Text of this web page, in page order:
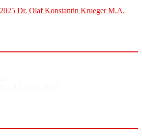
Dr. Olaf Konstantin Krueger M.A.